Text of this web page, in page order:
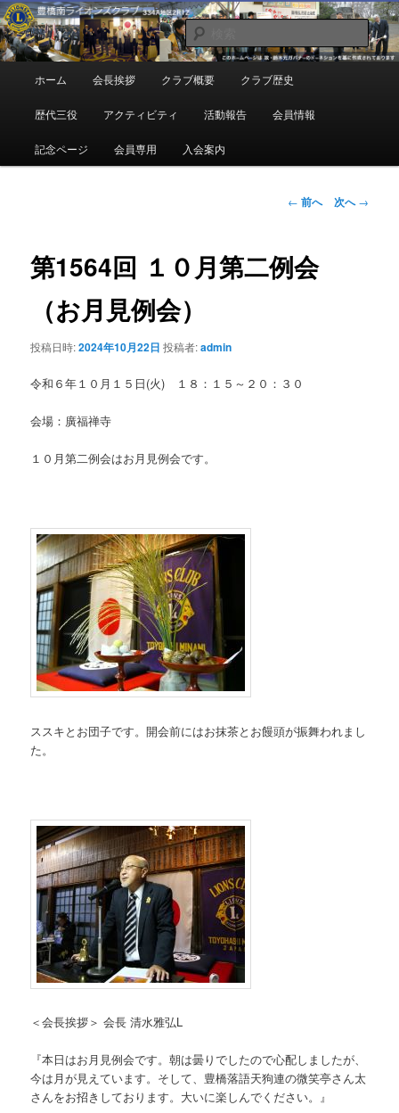
メ
イ
ン
コ
豊橋南ライオンズクラブ
地域奉仕ボランティア
検
索
ュ
ホーム 会長挨拶 クラブ概要 クラブ歴史
歴代三役 アクティビティ 活動報告 会員情報
記念ページ 会員専用 入会案内
投
ビ
ゲ
← 前へ 次へ→
第1564回 １０月第二例会
（お月見例会）
投稿日時:2024年10月22日 投稿者:admin
令和６年１０月１５日(火) １８：１５～２０：３０
会場：廣福禅寺
１０月第二例会はお月見例会です。
ススキとお団子です。開会前にはお抹茶とお饅頭が振舞われまし
た。
＜会長挨拶＞ 会長 清水雅弘L
『本日はお月見例会です。朝は曇りでしたので心配しましたが、
今は月が見えています。そして、豊橋落語天狗連の微笑亭さん太
さんをお招きしております。大いに楽しんでください。』